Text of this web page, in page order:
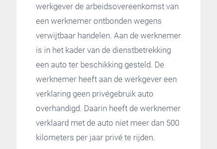
werkgever de arbeidsovereenkomst van
een werknemer ontbonden wegens
verwijtbaar handelen. Aan de werknemer
is in het kader van de dienstbetrekking
een auto ter beschikking gesteld. De
werknemer heeft aan de werkgever een
verklaring geen privégebruik auto
overhandigd. Daarin heeft de werknemer
verklaard met de auto niet meer dan 500
kilometers per jaar privé te rijden.